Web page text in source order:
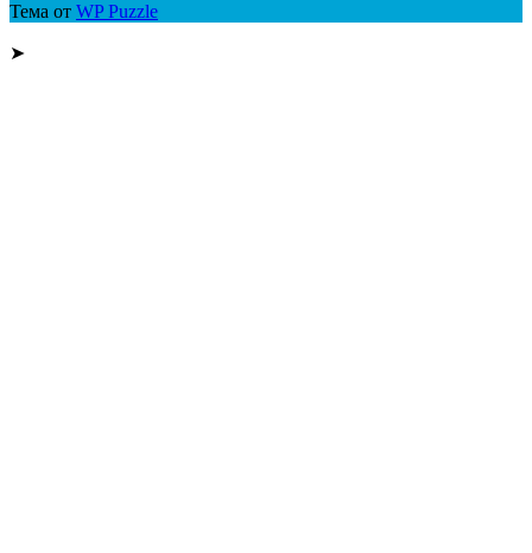
Тема от WP Puzzle
➤